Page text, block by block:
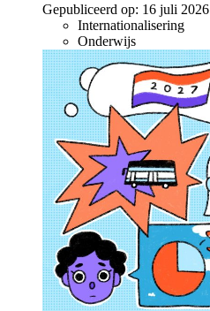
Gepubliceerd op: 16 juli 2026
Internationalisering
Onderwijs